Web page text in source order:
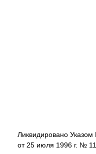
Ликвидировано
от 25 июля 1996 г. №